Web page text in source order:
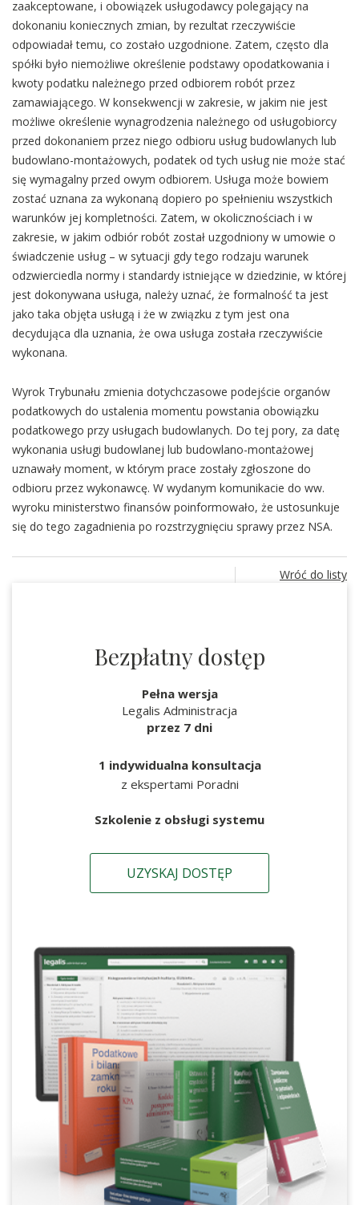
zaakceptowane, i obowiązek usługodawcy polegający na
dokonaniu koniecznych zmian, by rezultat rzeczywiście
odpowiadał temu, co zostało uzgodnione. Zatem, często dla
spółki było niemożliwe określenie podstawy opodatkowania i
kwoty podatku należnego przed odbiorem robót przez
zamawiającego. W konsekwencji w zakresie, w jakim nie jest
możliwe określenie wynagrodzenia należnego od usługobiorcy
przed dokonaniem przez niego odbioru usług budowlanych lub
budowlano-montażowych, podatek od tych usług nie może stać
się wymagalny przed owym odbiorem. Usługa może bowiem
zostać uznana za wykonaną dopiero po spełnieniu wszystkich
warunków jej kompletności. Zatem, w okolicznościach i w
zakresie, w jakim odbiór robót został uzgodniony w umowie o
świadczenie usług – w sytuacji gdy tego rodzaju warunek
odzwierciedla normy i standardy istniejące w dziedzinie, w której
jest dokonywana usługa, należy uznać, że formalność ta jest
jako taka objęta usługą i że w związku z tym jest ona
decydująca dla uznania, że owa usługa została rzeczywiście
wykonana.
Wyrok Trybunału zmienia dotychczasowe podejście organów
podatkowych do ustalenia momentu powstania obowiązku
podatkowego przy usługach budowlanych. Do tej pory, za datę
wykonania usługi budowlanej lub budowlano-montażowej
uznawały moment, w którym prace zostały zgłoszone do
odbioru przez wykonawcę. W wydanym komunikacie do ww.
wyroku ministerstwo finansów poinformowało, że ustosunkuje
się do tego zagadnienia po rozstrzygnięciu sprawy przez NSA.
Wróć do listy
Bezpłatny dostęp
Pełna wersja
Legalis Administracja
przez 7 dni
1 indywidualna konsultacja
z ekspertami Poradni
Szkolenie z obsługi systemu
UZYSKAJ DOSTĘP